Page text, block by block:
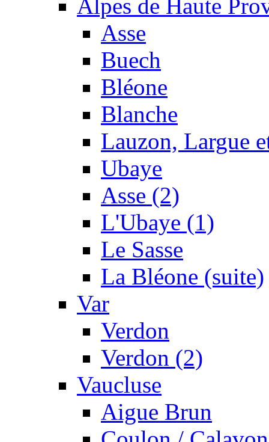
Alpes de Haute
Asse
Buech
Bléone
Blanche
Lauzon, Largue
Ubaye
Asse (2)
L'Ubaye (1)
Le Sasse
La Bléone (suite)
Var
Verdon
Verdon (2)
Vaucluse
Aigue Brun